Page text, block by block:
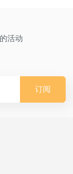
活动
订阅